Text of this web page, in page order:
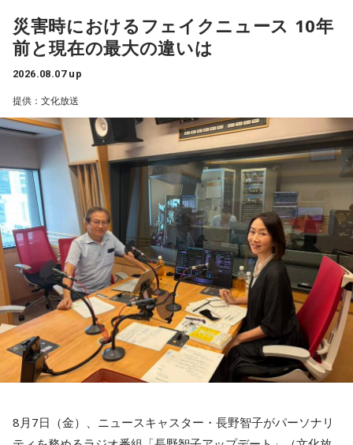
気になる方は、radikoのタイムフリーで放送をチェックして
みてください。
増えるおそれがあることが紹介されました。
渡邉さんは、災害時には被災した住宅を訪問し、家屋修繕や
必要物品の販売を装って高額な契約を迫る悪質商法が発生す
る可能性があると説明しました。
さらに、被災者以外を狙う犯罪として、公的機関や災害支援
団体を装い、義援金や寄付金を名目に現金や電子マネーをだ
まし取る詐欺にも注意が必要と呼びかけました。
過去には、自宅を訪れて義援金を集める手口や、自治体職員
を名乗る電話による詐欺も確認されていることから、支援先
が信頼できる団体であるか十分確認することが重要です。
善意につけ込む手口に冷静な対応を
物品を持ち去るケースや、被災者の親族・知人を装い送金を
求めるケースなど、過去に確認された手口も紹介されまし
災害時におけるフェイクニュース 10年
前と現在の最大の違いは
2026.08.07 up
提供：文化放送
8月7日（金）、ニュースキャスター・長野智子がパーソナリ